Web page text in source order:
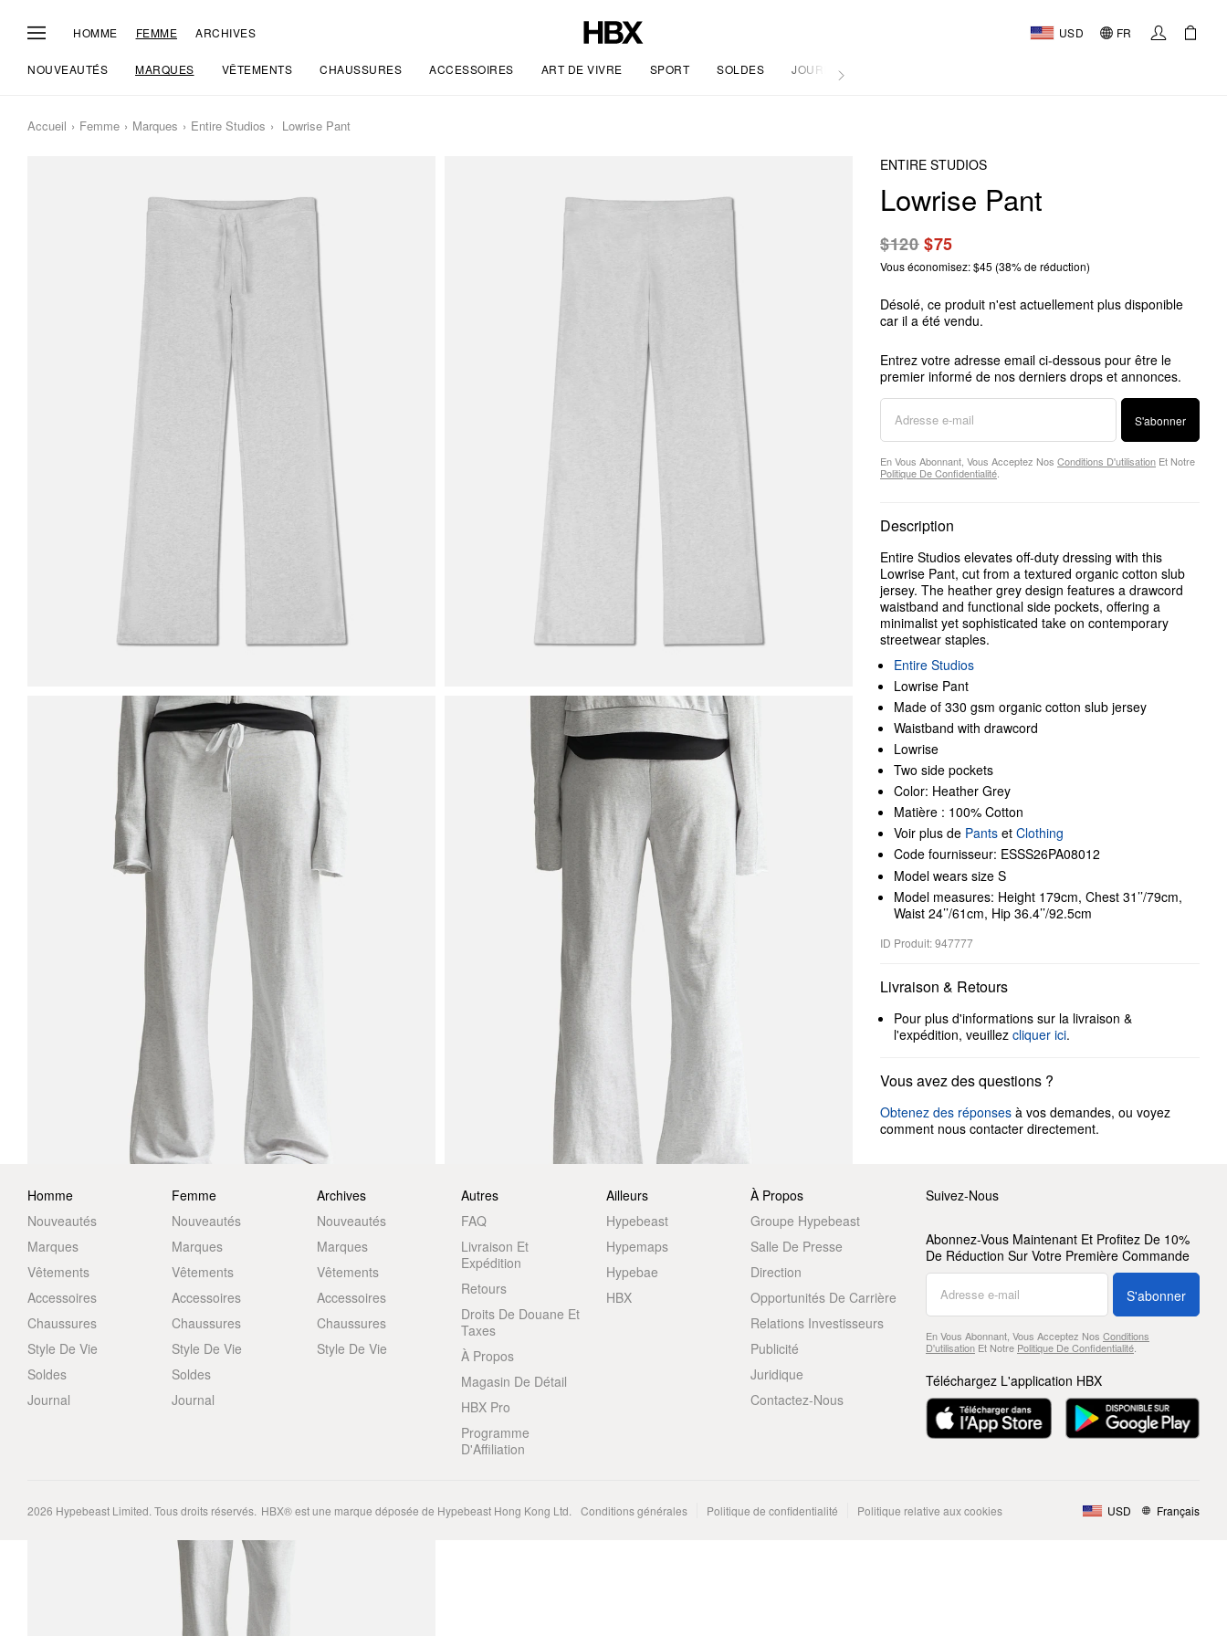
HOMME FEMME ARCHIVES USD FR
NOUVEAUTÉS MARQUES VÊTEMENTS CHAUSSURES ACCESSOIRES ART DE VIVRE SPORT SOLDES JOURNAL
Accueil Femme Marques Entire Studios Lowrise Pant
ENTIRE STUDIOS
Lowrise Pant
$120$75
Vous économisez: $45 (38% de réduction)
Désolé, ce produit n'est actuellement plus disponible
car il a été vendu.
Entrez votre adresse email ci-dessous pour être le
premier informé de nos derniers drops et annonces.
S'abonner
En Vous Abonnant, Vous Acceptez Nos Conditions D'utilisation Et Notre
Politique De Confidentialité
Description
Entire Studios elevates off-duty dressing with this
Lowrise Pant, cut from a textured organic cotton slub
jersey. The heather grey design features a drawcord
waistband and functional side pockets, offering a
minimalist yet sophisticated take on contemporary
streetwear staples.
Entire Studios
Lowrise Pant
Made of 330 gsm organic cotton slub jersey
Waistband with drawcord
Lowrise
Two side pockets
Color: Heather Grey
Matière : 100% Cotton
Voir plus de Pants et Clothing
Code fournisseur: ESSS26PA08012
Model wears size S
Model measures: Height 179cm, Chest 31’’/79cm,
Waist 24’’/61cm, Hip 36.4’’/92.5cm
ID Produit: 947777
Livraison & Retours
Pour plus d'informations sur la livraison &
l'expédition, veuillez cliquer ici.
Vous avez des questions ?
Obtenez des réponses à vos demandes, ou voyez
comment nous contacter directement.
Homme
Nouveautés
Marques
Vêtements
Accessoires
Chaussures
Style De Vie
Soldes
Journal
Femme
Nouveautés
Marques
Vêtements
Accessoires
Chaussures
Style De Vie
Soldes
Journal
Archives
Nouveautés
Marques
Vêtements
Accessoires
Chaussures
Style De Vie
Autres
FAQ
Livraison Et
Expédition
Retours
Droits De Douane Et
Taxes
À Propos
Magasin De Détail
HBX Pro
Programme
D'Affiliation
Ailleurs
Hypebeast
Hypemaps
Hypebae
HBX
À Propos
Groupe Hypebeast
Salle De Presse
Direction
Opportunités De Carrière
Relations Investisseurs
Publicité
Juridique
Contactez-Nous
Suivez-Nous
Abonnez-Vous Maintenant Et Profitez De 10%
De Réduction Sur Votre Première Commande
S'abonner
En Vous Abonnant, Vous Acceptez Nos Conditions
D'utilisationEt Notre Politique De Confidentialité.
Téléchargez L'application HBX
2026 Hypebeast Limited. Tous droits réservés. HBX® est une marque déposée de Hypebeast Hong Kong Ltd. Conditions générales Politique de confidentialité Politique relative aux cookies USD Français